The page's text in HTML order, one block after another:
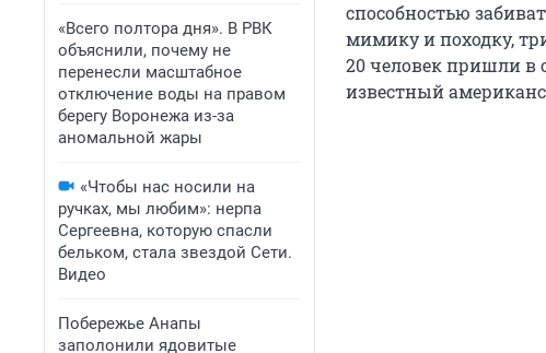
«Всего полтора дня». В РВК
объяснили, почему не
перенесли масштабное
отключение воды на правом
берегу Воронежа из-за
аномальной жары
«Чтобы нас носили на
ручках, мы любим»: нерпа
Сергеевна, которую спасли
бельком, стала звездой Сети.
Видео
Побережье Анапы
заполонили ядовитые
способностью
мимику и походку,
20 человек пришли в
известный